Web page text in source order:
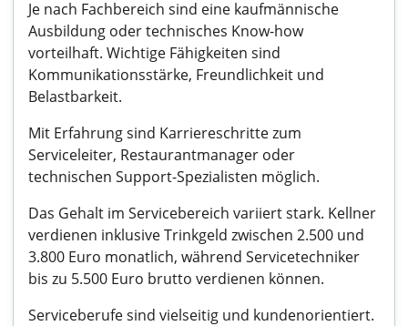
Je nach Fachbereich sind eine kaufmännische
Ausbildung oder technisches Know-how
vorteilhaft. Wichtige Fähigkeiten sind
Kommunikationsstärke, Freundlichkeit und
Belastbarkeit.
Mit Erfahrung sind Karriereschritte zum
Serviceleiter, Restaurantmanager oder
technischen Support-Spezialisten möglich.
Das Gehalt im Servicebereich variiert stark. Kellner
verdienen inklusive Trinkgeld zwischen 2.500 und
3.800 Euro monatlich, während Servicetechniker
bis zu 5.500 Euro brutto verdienen können.
Serviceberufe sind vielseitig und kundenorientiert.